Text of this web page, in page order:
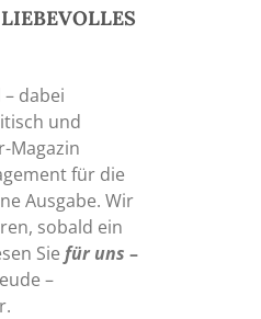
dabei
und
Magazin
für die
Ausgabe. Wir
sobald ein
Siefür uns–
–